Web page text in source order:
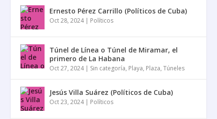
Ernesto Pérez Carrillo (Políticos de Cuba)
Oct 28, 2024| Políticos
Túnel de Línea o Túnel de Miramar, el
primero de La Habana
Oct 27, 2024| Sin categoría, Playa, Plaza,Túneles
Jesús Villa Suárez (Políticos de Cuba)
Oct 23, 2024| Políticos